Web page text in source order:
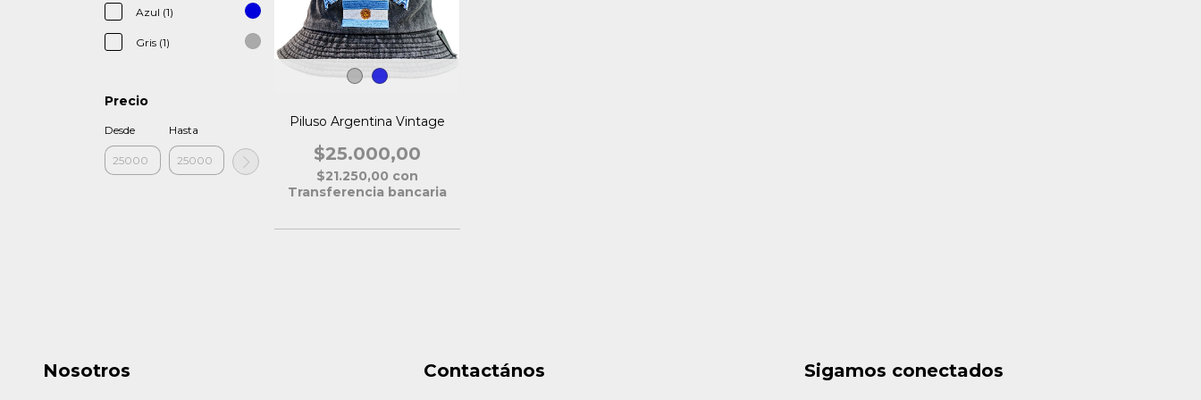
Azul (1)
Gris (1)
Precio
Desde Hasta
Piluso Argentina Vintage
$25.000,00
$21.250,00 con
Transferencia bancaria
Nosotros Contactános Sigamos conectados